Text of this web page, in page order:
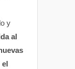
y
al
el